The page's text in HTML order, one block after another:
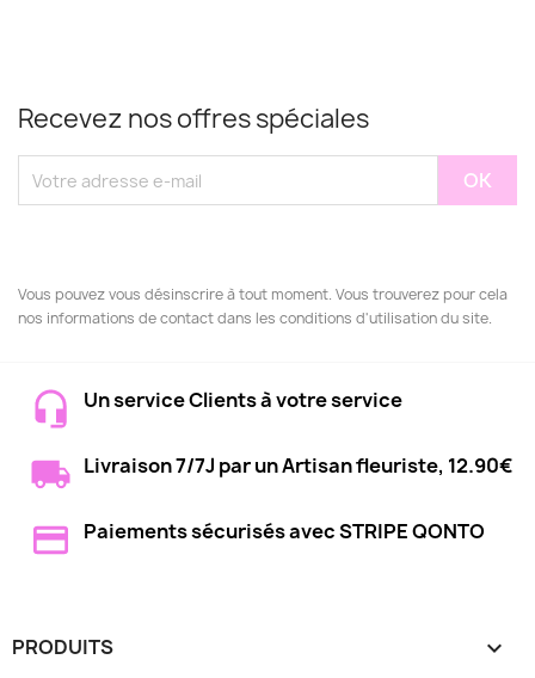
Recevez nos offres spéciales
Vous pouvez vous désinscrire à tout moment. Vous trouverez pour cela
nos informations de contact dans les conditions d'utilisation du site.
Un service Clients à votre service
Livraison 7/7J par un Artisan fleuriste, 12.90€
Paiements sécurisés avec STRIPE QONTO
PRODUITS 